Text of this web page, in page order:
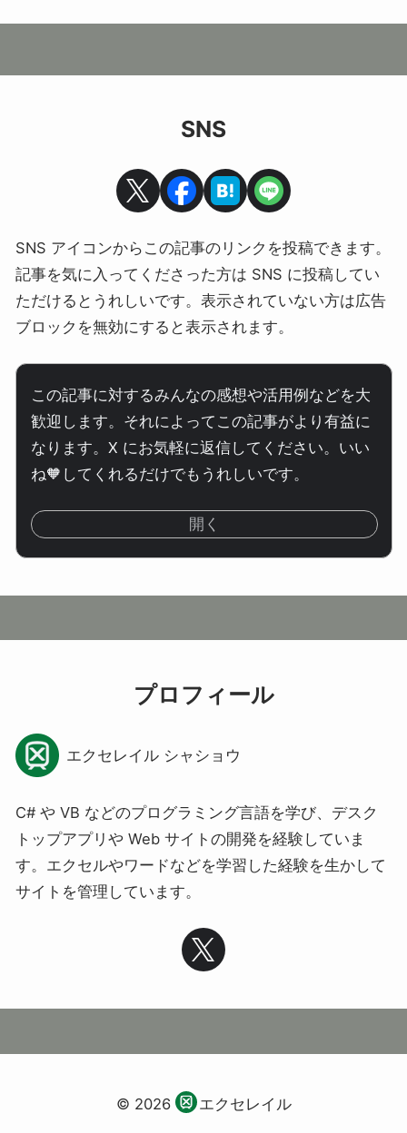
SNS
SNS アイコンからこの記事のリンクを投稿できます。
記事を気に入ってくださった方は SNS に投稿してい
ただけるとうれしいです。表示されていない方は広告
ブロックを無効にすると表示されます。
この記事に対するみんなの感想や活用例などを大
歓迎します。それによってこの記事がより有益に
なります。X にお気軽に返信してください。いい
ね🧡してくれるだけでもうれしいです。
開く
プロフィール
エクセレイル シャショウ
C# や VB などのプログラミング言語を学び、デスク
トップアプリや Web サイトの開発を経験していま
す。エクセルやワードなどを学習した経験を生かして
サイトを管理しています。
© 2026 エクセレイル